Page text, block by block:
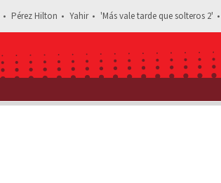
Pérez Hilton Yahir 'Más vale tarde que solteros 2'
Estás leyendo: 'La Niña Futbolista':